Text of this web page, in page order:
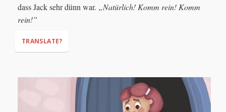
dass Jack sehr dünn war. „Natürlich! Komm rein! Komm
rein!”
TRANSLATE?
me something to eat? I am so hungry!"
"Oh you poor boy!"
"Of course! Come in! Come in!"